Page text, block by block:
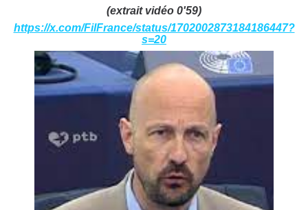
(extrait vidéo 0'59)
https://x.com/FilFrance/status/1702002873184186447?
s=20